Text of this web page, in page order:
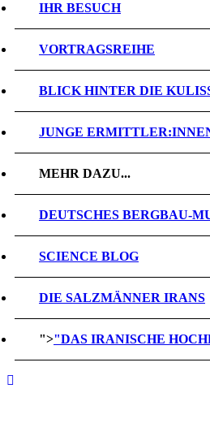
IHR BESUCH
VORTRAGSREIHE
BLICK HINTER DIE
JUNGE
MEHR DAZU...
DEUTSCHES BERGBAU-
SCIENCE BLOG
DIE SALZMÄNNER IRANS
">"DAS IRANISCHE